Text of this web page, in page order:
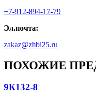
+7-912-894-17-79
Эл.почта:
zakaz@zhbi25.ru
ПОХОЖИЕ
9К132-8